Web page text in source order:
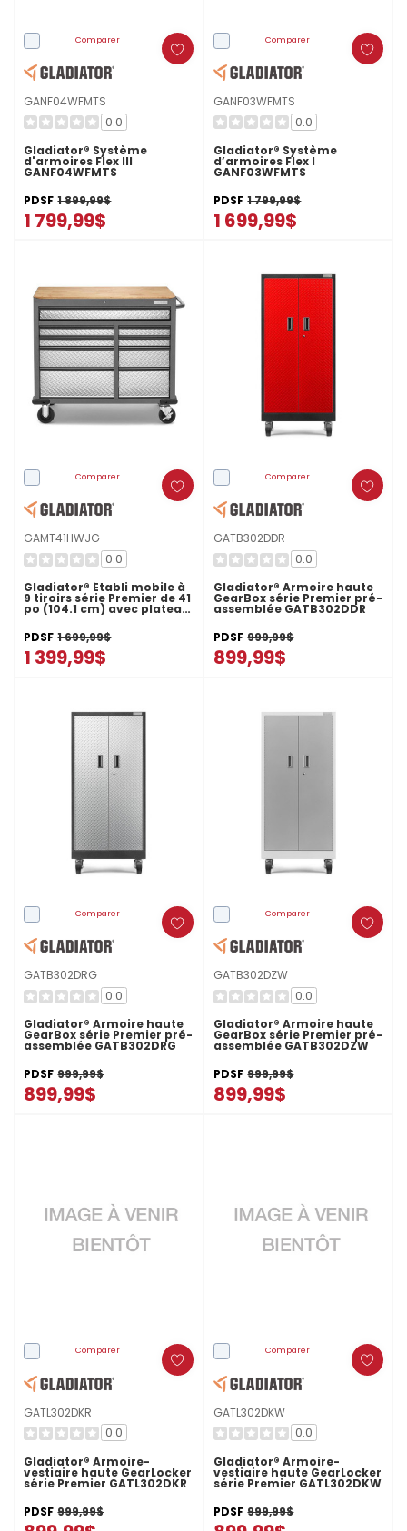
Comparer
GANF04WFMTS
0.0
Gladiator® Système
d'armoires Flex III
GANF04WFMTS
PDSF 1 899,99$
1 799,99$
Comparer
GANF03WFMTS
0.0
Gladiator® Système
d’armoires Flex I
GANF03WFMTS
PDSF 1 799,99$
1 699,99$
Comparer
GAMT41HWJG
0.0
Gladiator® Établi mobile à
9 tiroirs série Premier de 41
po (104.1 cm) avec plateau
en bois massif
GAMT41HWJG
PDSF 1 699,99$
1 399,99$
Comparer
GATB302DDR
0.0
Gladiator® Armoire haute
GearBox série Premier pré-
assemblée GATB302DDR
PDSF 999,99$
899,99$
Comparer
GATB302DRG
0.0
Gladiator® Armoire haute
GearBox série Premier pré-
assemblée GATB302DRG
PDSF 999,99$
899,99$
Comparer
GATB302DZW
0.0
Gladiator® Armoire haute
GearBox série Premier pré-
assemblée GATB302DZW
PDSF 999,99$
899,99$
Comparer
GATL302DKR
0.0
Gladiator® Armoire-
vestiaire haute GearLocker
série Premier GATL302DKR
PDSF 999,99$
Comparer
GATL302DKW
0.0
Gladiator® Armoire-
vestiaire haute GearLocker
série Premier GATL302DKW
PDSF 999,99$